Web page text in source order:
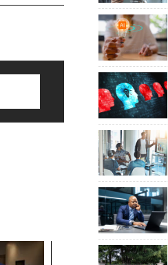
内製化こそ、コンサルテ